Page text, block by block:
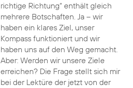
richtige Richtung“ enthält gleich
mehrere Botschaften. Ja – wir
haben ein klares Ziel, unser
Kompass funktioniert und wir
haben uns auf den Weg gemacht.
Aber: Werden wir unsere Ziele
erreichen? Die Frage stellt sich mir
bei der Lektüre der jetzt von der